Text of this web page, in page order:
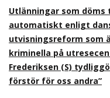
Utlänningar som
automatiskt enligt
utvisningsreform som
kriminella på
Frederiksen (S)
förstör för oss andra”